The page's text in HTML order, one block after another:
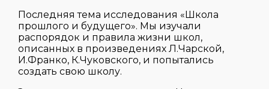
Последняя тема исследования «Школа
прошлого и будущего». Мы изучали
распорядок и правила жизни школ,
описанных в произведениях Л.Чарской,
И.Франко, К.Чуковского, и попытались
создать свою школу.